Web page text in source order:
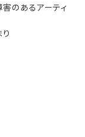
害のあるアーティ